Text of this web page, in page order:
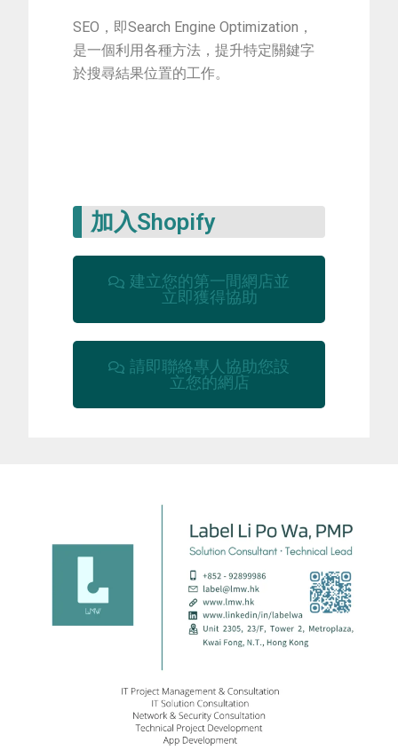
SEO，即Search Engine Optimization，
是一個利用各種方法，提升特定關鍵字
於搜尋結果位置的工作。
加入Shopify
建立您的第一間網店並
立即獲得協助
請即聯絡專人協助您設
立您的網店